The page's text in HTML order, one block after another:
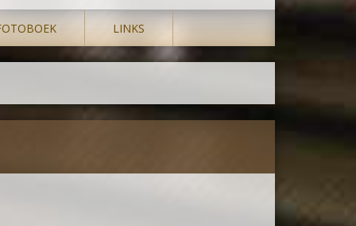
LINKS